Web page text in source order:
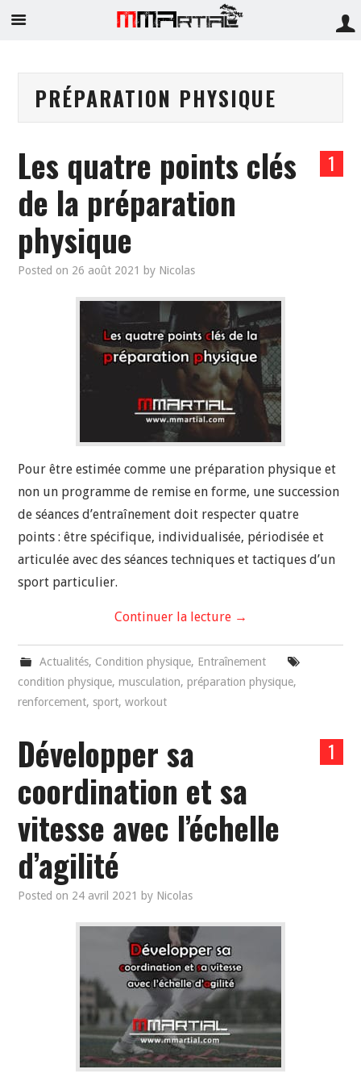
PRÉPARATION PHYSIQUE
1
Les quatre points clés
de la préparation
physique
Posted on 26 août 2021 by Nicolas
Pour être estimée comme une préparation physique et
non un programme de remise en forme, une succession
de séances d’entraînement doit respecter quatre
points : être spécifique, individualisée, périodisée et
articulée avec des séances techniques et tactiques d’un
sport particulier.
Continuer la lecture →
Actualités, Condition physique, Entraînement
condition physique,musculation,préparation physique,
renforcement, sport,workout
1
Développer sa
coordination et sa
vitesse avec l’échelle
d’agilité
Posted on 24 avril 2021 by Nicolas